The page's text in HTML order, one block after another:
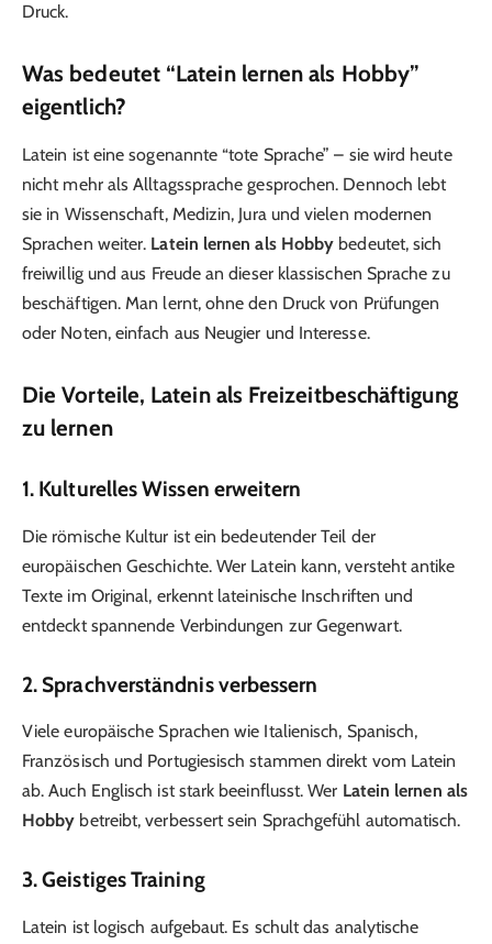
Druck.
Was bedeutet “Latein lernen als Hobby”
eigentlich?
Latein ist eine sogenannte “tote Sprache” – sie wird heute
nicht mehr als Alltagssprache gesprochen. Dennoch lebt
sie in Wissenschaft, Medizin, Jura und vielen modernen
Sprachen weiter. Latein lernen als Hobby bedeutet, sich
freiwillig und aus Freude an dieser klassischen Sprache zu
beschäftigen. Man lernt, ohne den Druck von Prüfungen
oder Noten, einfach aus Neugier und Interesse.
Die Vorteile, Latein als Freizeitbeschäftigung
zu lernen
1. Kulturelles Wissen erweitern
Die römische Kultur ist ein bedeutender Teil der
europäischen Geschichte. Wer Latein kann, versteht antike
Texte im Original, erkennt lateinische Inschriften und
entdeckt spannende Verbindungen zur Gegenwart.
2. Sprachverständnis verbessern
Viele europäische Sprachen wie Italienisch, Spanisch,
Französisch und Portugiesisch stammen direkt vom Latein
ab. Auch Englisch ist stark beeinflusst. Wer Latein lernen als
Hobby betreibt, verbessert sein Sprachgefühl automatisch.
3. Geistiges Training
Latein ist logisch aufgebaut. Es schult das analytische